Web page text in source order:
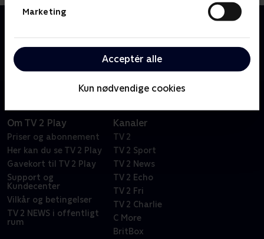
Marketing
Acceptér alle
Kun nødvendige cookies
drabsdetektiv Columbo bruger en ukonventionel og
ligetil tilgang til at løse de mest forbløffende mord.
Om TV 2 Play
Priser og abonnement
Her kan du se TV 2 Play
Gavekort til TV 2 Play
Support og
Kundecenter
Vilkår og betingelser
TV 2 NEWS i offentligt
rum
Kanaler
TV 2
TV 2 Sport
TV 2 News
TV 2 Echo
TV 2 Fri
TV 2 Charlie
C More
BritBox